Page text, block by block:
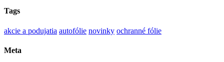
Tags
akcie a podujatia autofólie novinky ochranné fólie
Meta